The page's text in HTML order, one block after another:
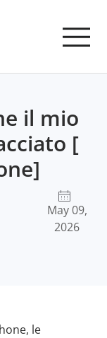
il mio
[
May 09,
2026
le